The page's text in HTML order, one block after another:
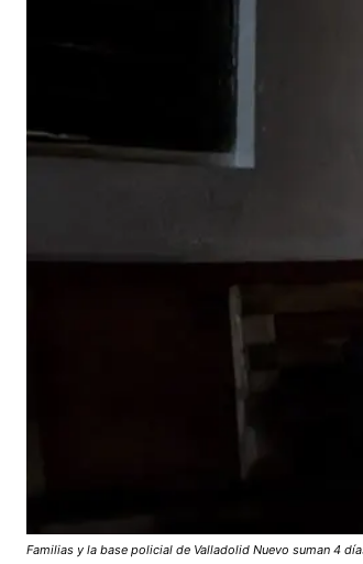
Familias y la base policial de Valladolid Nuevo suman 4